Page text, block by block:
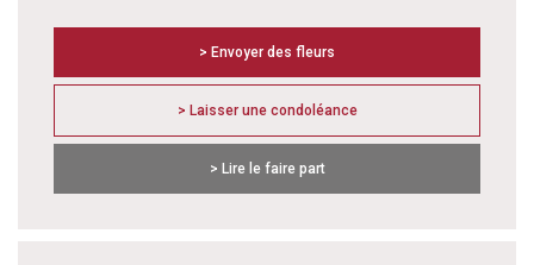
> Envoyer des fleurs
> Laisser une condoléance
> Lire le faire part